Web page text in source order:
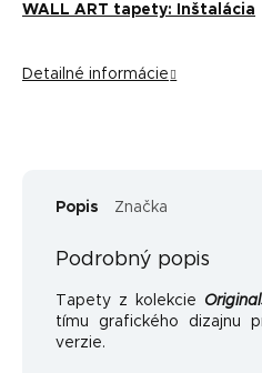
WALL ART tapety: Inštalácia
Detailné informácie
Popis Značka
Podrobný popis
Tapety z kolekcie
tímu grafického dizajnu
verzie.